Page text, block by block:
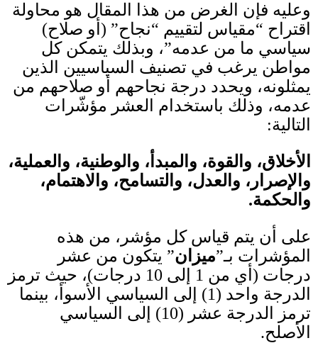
وعليه فإن الغرض من هذا المقال هو محاولة
اقتراح “مقياس لتقييم “نجاح” ( أو صلاح)
سياسي ما من عدمه”، وبذلك يتمكن كل
مواطن يرغب في تصنيف السياسيين الذين
يمثلونه، ويحدد درجة نجاحهم أو صلاحهم من
عدمه، وذلك باستخدام العشر مؤشّرات
التالية:
الأخلاق، والقوة، والمبدأ، والوطنية، والعملية،
والإصرار، والعدل، والتسامح، والاهتمام،
والحكمة.
على أن يتم قياس كل مؤشر، من هذه
المؤشرات بـ”ميزان” يتكون من عشر
درجات ( أي من 1 إلى 10 درجات)، حيث ترمز
الدرجة واحد (1)
إلى السياسي الأسوأ، بينما
ترمز الدرجة عشر (10)
إلى السياسي
الأصلح.